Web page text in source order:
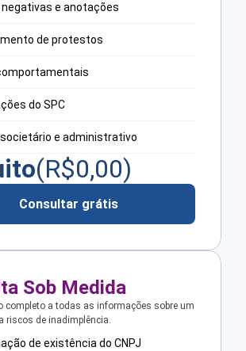
negativas e anotações
de protestos
do SPC
e administrativo
(R$0,00)
Consultar grátis
Sob Medida
completo a todas as informações sobre um
riscos de inadimplência.
de existência do CNPJ